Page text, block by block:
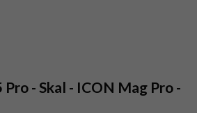
Pro - Skal - ICON Mag Pro -